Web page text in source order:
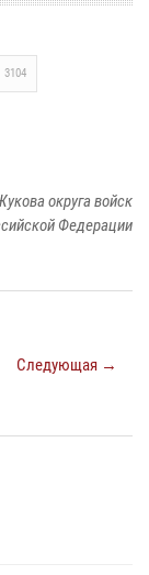
3104
округа войск
Федерации
Следующая →